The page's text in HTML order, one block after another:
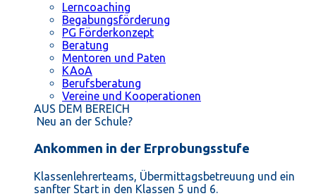
Lerncoaching
Begabungsförderung
PG Förderkonzept
Beratung
Mentoren und Paten
KAoA
Berufsberatung
Vereine und Kooperationen
AUS DEM BEREICH
Neu an der Schule?
Ankommen in der Erprobungsstufe
Klassenlehrerteams, Übermittagsbetreuung und ein
sanfter Start in den Klassen 5 und 6.